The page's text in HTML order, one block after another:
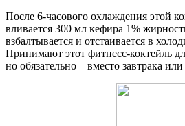
После 6-часового охлаждения этой
вливается 300 мл кефира 1%
взбалтывается и отстаивается в
Принимают этот фитнесс-коктейль
но обязательно – вместо завтрака